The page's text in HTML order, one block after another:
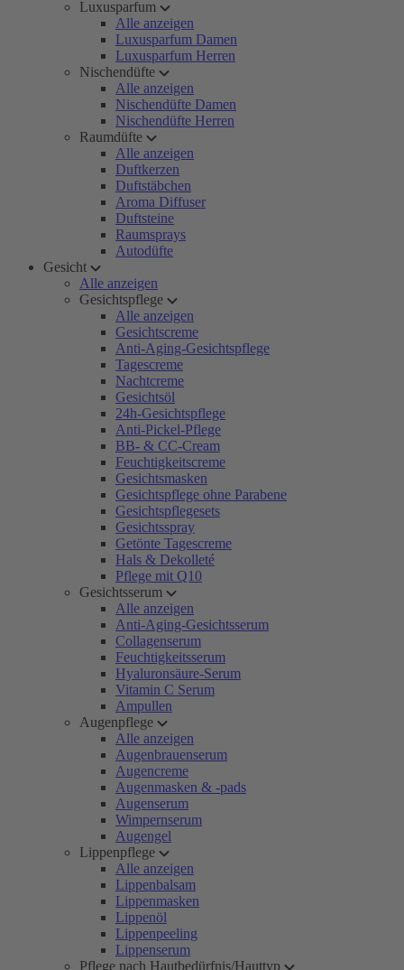
Luxusparfum
Alle anzeigen
Luxusparfum Damen
Luxusparfum Herren
Nischendüfte
Alle anzeigen
Nischendüfte Damen
Nischendüfte Herren
Raumdüfte
Alle anzeigen
Duftkerzen
Duftstäbchen
Aroma Diffuser
Duftsteine
Raumsprays
Autodüfte
Gesicht
Alle anzeigen
Gesichtspflege
Alle anzeigen
Gesichtscreme
Anti-Aging-Gesichtspflege
Tagescreme
Nachtcreme
Gesichtsöl
24h-Gesichtspflege
Anti-Pickel-Pflege
BB- & CC-Cream
Feuchtigkeitscreme
Gesichtsmasken
Gesichtspflege ohne Parabene
Gesichtspflegesets
Gesichtsspray
Getönte Tagescreme
Hals & Dekolleté
Pflege mit Q10
Gesichtsserum
Alle anzeigen
Anti-Aging-Gesichtsserum
Collagenserum
Feuchtigkeitsserum
Hyaluronsäure-Serum
Vitamin C Serum
Ampullen
Augenpflege
Alle anzeigen
Augenbrauenserum
Augencreme
Augenmasken & -pads
Augenserum
Wimpernserum
Augengel
Lippenpflege
Alle anzeigen
Lippenbalsam
Lippenmasken
Lippenöl
Lippenpeeling
Lippenserum
Pflege nach Hautbedürfnis/Hauttyp